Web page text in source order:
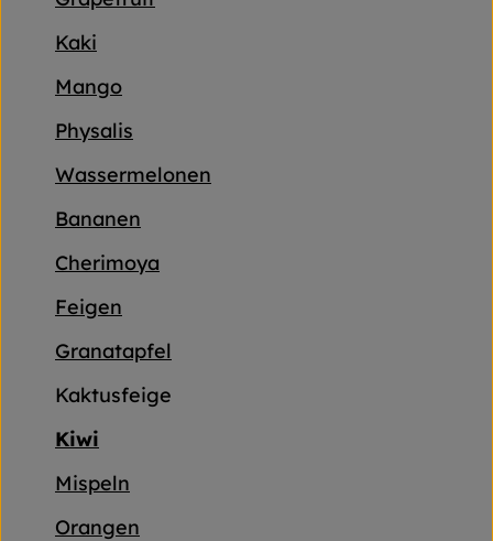
Frischetheke
Gartensaison
Drogerie
Unsere Kisten
Über uns
Blog
Jetzt bestellen
Kaki
Mango
Physalis
Wassermelonen
Bananen
Cherimoya
Feigen
Granatapfel
Kaktusfeige
Kiwi
Mispeln
Orangen